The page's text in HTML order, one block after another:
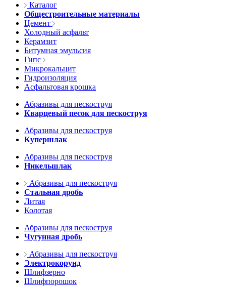
Каталог
Общестроительные материалы
Цемент
Холодный асфальт
Керамзит
Битумная эмульсия
Гипс
Микрокальцит
Гидроизоляция
Асфальтовая крошка
Абразивы для пескоструя
Кварцевый песок для пескоструя
Абразивы для пескоструя
Купершлак
Абразивы для пескоструя
Никельшлак
Абразивы для пескоструя
Стальная дробь
Литая
Колотая
Абразивы для пескоструя
Чугунная дробь
Абразивы для пескоструя
Электрокорунд
Шлифзерно
Шлифпорошок